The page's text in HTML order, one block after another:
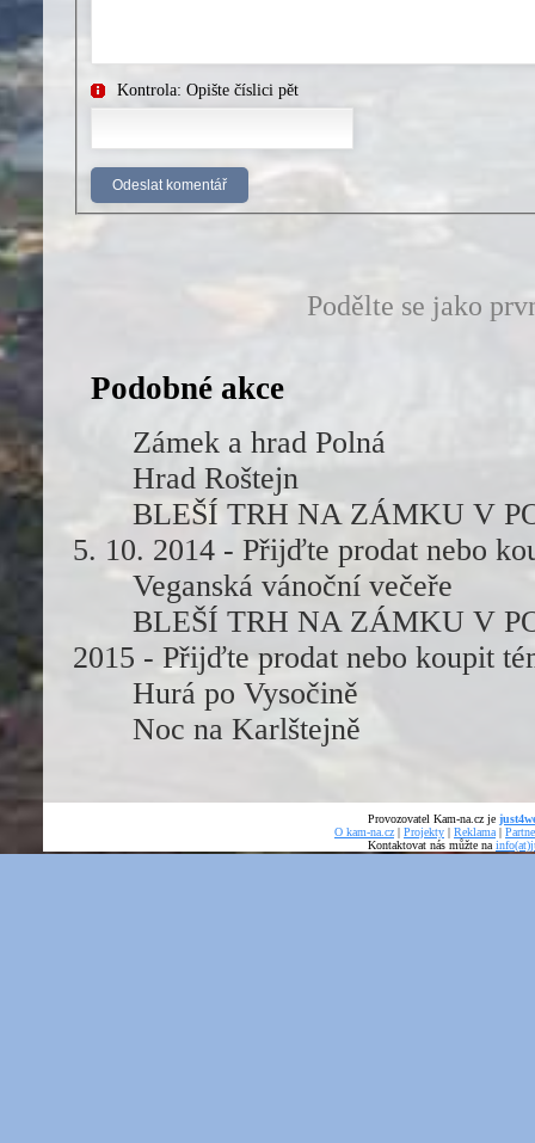
Kontrola: Opište číslici pět
Podělte se jako
Podobné akce
Zámek a hrad Polná
Hrad Roštejn
BLEŠÍ TRH NA ZÁMKU V
5. 10. 2014 - Přijďte prodat nebo
Veganská vánoční večeře
BLEŠÍ TRH NA ZÁMKU V
2015 - Přijďte prodat nebo koupit
Hurá po Vysočině
Noc na Karlštejně
Provozovatel Kam-na.cz je
O kam-na.cz | Projekty | Reklama |
Kontaktovat nás můžte na